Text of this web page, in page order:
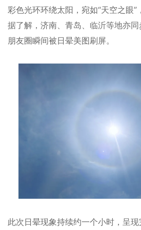
彩色光环环绕太阳，宛如“天空之眼”
据了解，济南、青岛、临沂等地亦同
朋友圈瞬间被日晕美图刷屏。
此次日晕现象持续约一个小时，呈